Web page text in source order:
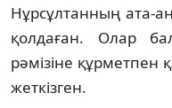
Нұрсұлтанның ата-
қолдаған. Олар
рәмізіне құрметпен
жеткізген.